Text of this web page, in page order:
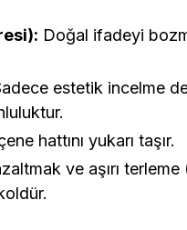
Doğal ifadeyi
estetik incelme
hattını yukarı taşır.
ve aşırı